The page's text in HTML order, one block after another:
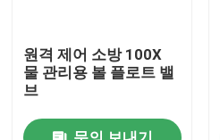
공장 투어
원격 제어 소방 100X
물 관리용 볼 플로트 밸
브